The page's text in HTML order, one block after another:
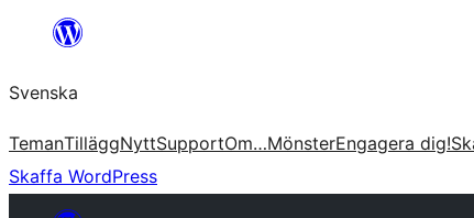
Hoppa
innehåll
Svenska
TemanTilläggNyttSupportOm…MönsterEngagera dig!
Skaffa WordPress